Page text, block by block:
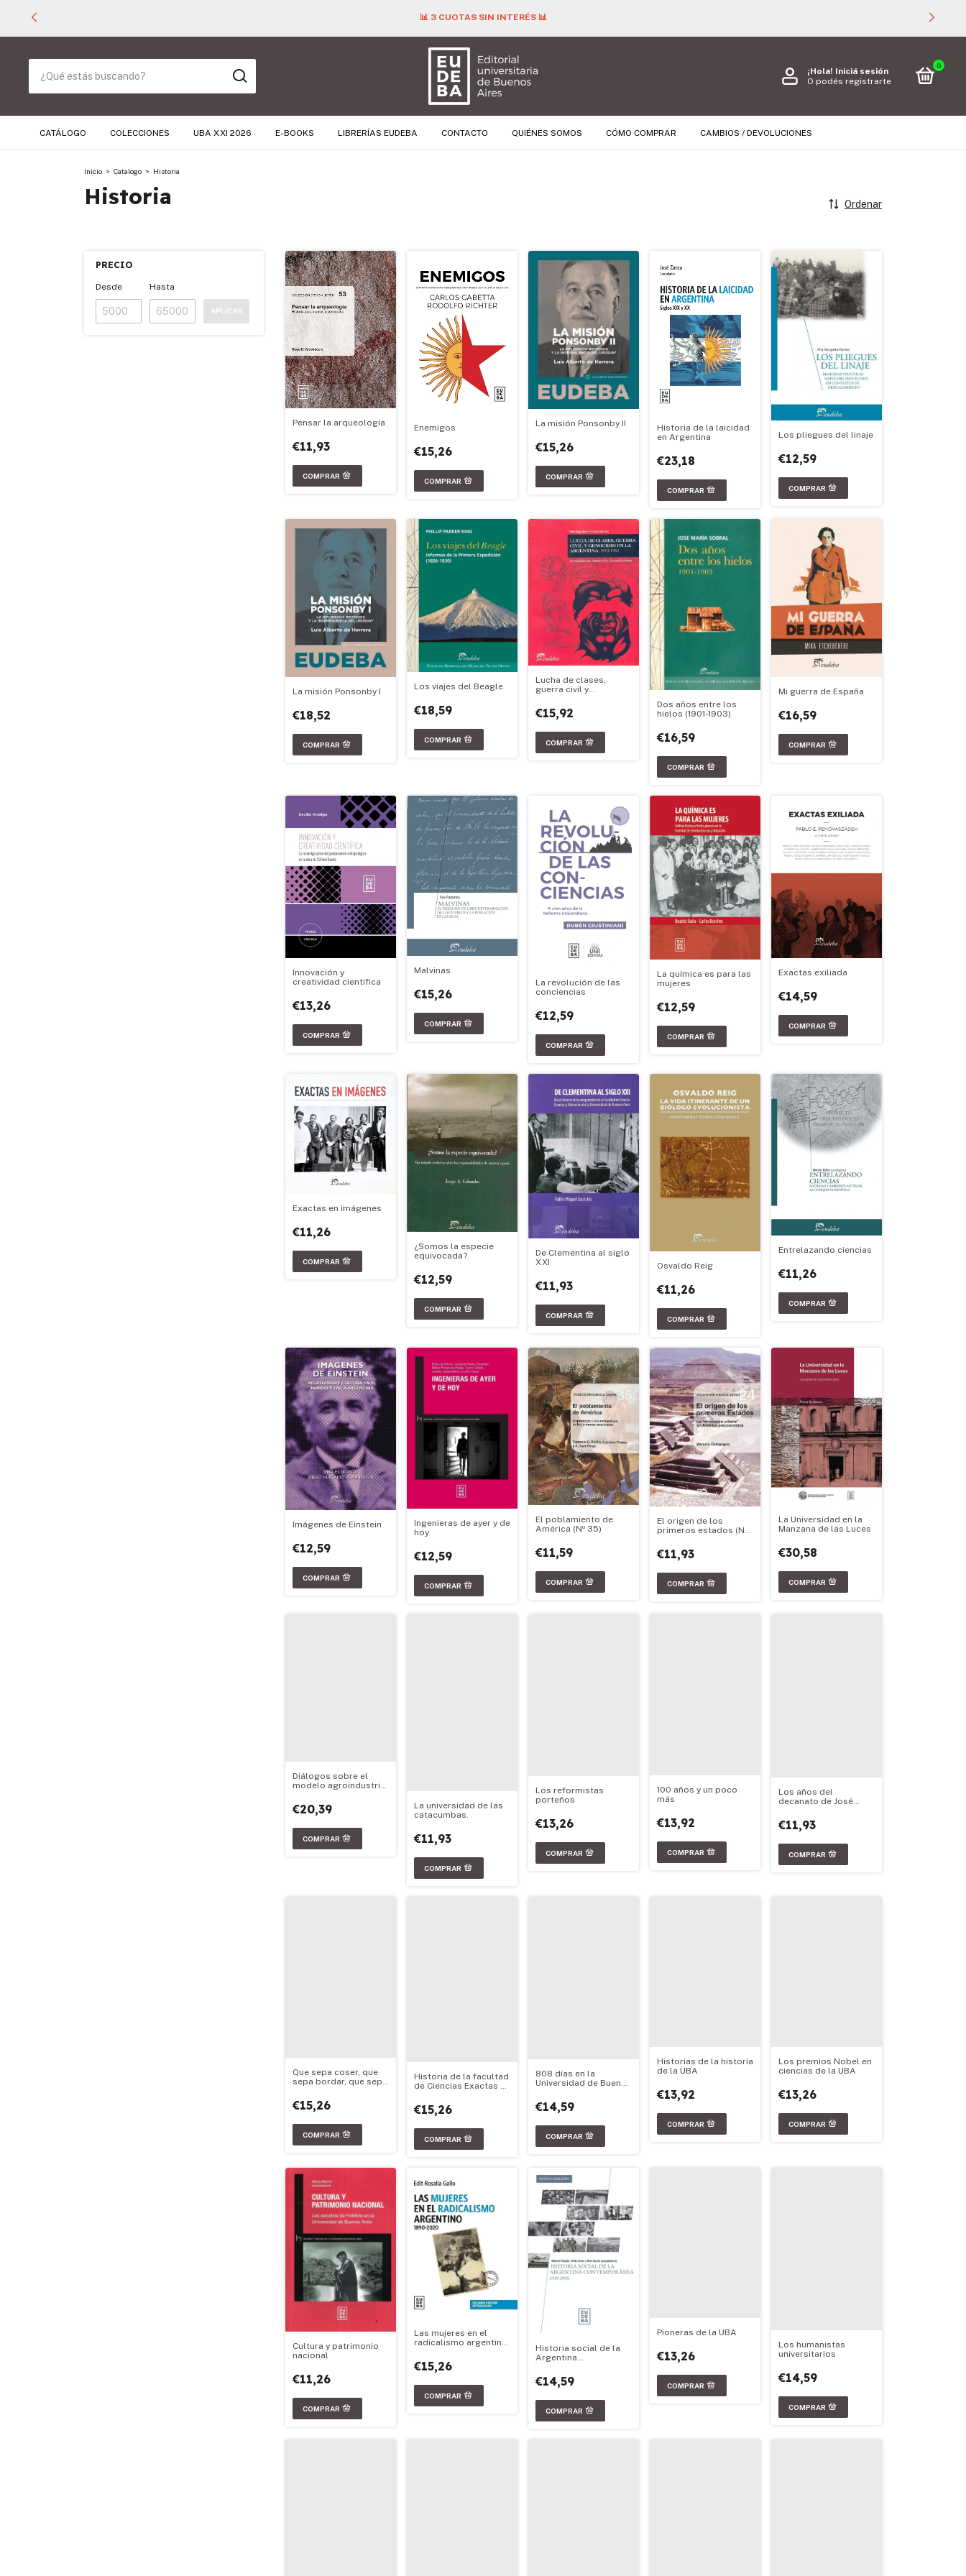
📊 3 CUOTAS SIN INTERÉS 📊
¡Hola! Iniciá sesión
O podés registrarte
0
CATÁLOGO COLECCIONES UBA XXI 2026 E-BOOKS LIBRERÍAS EUDEBA CONTACTO QUIÉNES SOMOS CÓMO COMPRAR CAMBIOS / DEVOLUCIONES
Inicio > Catalogo > Historia
Historia Ordenar
PRECIO
Desde Hasta
APLICAR
Pensar la arqueología
€11,93
Enemigos
€15,26
La misión Ponsonby II
€15,26
Historia de la laicidad
en Argentina
€23,18
Los pliegues del linaje
€12,59
La misión Ponsonby I
€18,52
Los viajes del Beagle
€18,59
Lucha de clases,
guerra civil y
Argentina, 1973-1983
€15,92
Dos años entre los
hielos (1901-1903)
€16,59
Mi guerra de España
€16,59
Innovación y
creatividad científica
€13,26
Malvinas
€15,26
La revolución de las
conciencias
€12,59
La química es para las
mujeres
€12,59
Exactas exiliada
€14,59
Exactas en imágenes
€11,26
¿Somos la especie
equivocada?
€12,59
De Clementina al siglo
XXI
€11,93
Osvaldo Reig
€11,26
Entrelazando ciencias
€11,26
Imágenes de Einstein
€12,59
Ingenieras de ayer y de
hoy
€12,59
El poblamiento de
América (Nº 35)
€11,59
El origen de los
primeros estados (Nº
€11,93
La Universidad en la
Manzana de las Luces
€30,58
Diálogos sobre el
modelo agroindustrial
€20,39
La universidad de las
catacumbas.
€11,93
Los reformistas
porteños
€13,26
100 años y un poco
más
€13,92
Los años del
decanato de José
€11,93
Que sepa coser, que
sepa bordar, que sepa
a la universidad
€15,26
Historia de la facultad
de Ciencias Exactas y
€15,26
808 días en la
Universidad de Buenos
€14,59
Historias de la historia
de la UBA
€13,92
Los premios Nobel en
ciencias de la UBA
€13,26
Cultura y patrimonio
nacional
€11,26
Las mujeres en el
radicalismo argentino
€15,26
Historia social de la
Argentina
2003)
€14,59
Pioneras de la UBA
€13,26
Los humanistas
universitarios
€14,59